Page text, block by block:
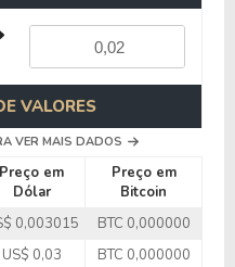
VALORES
VER MAIS DADOS
Preço em
Dólar
Preço em
Bitcoin
0,003015
BTC 0,000000
US$ 0,03
BTC 0,000000